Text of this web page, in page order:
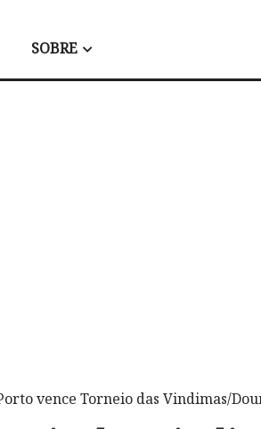
SOBRE
vence Torneio das Vindimas/